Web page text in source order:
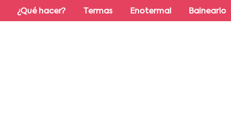
¿Qué hacer? Termas Enotermal Balneario